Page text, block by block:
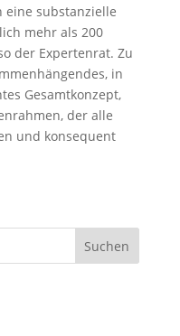
eine substanzielle
mehr als 200
der Expertenrat. Zu
in
Gesamtkonzept,
der alle
und konsequent